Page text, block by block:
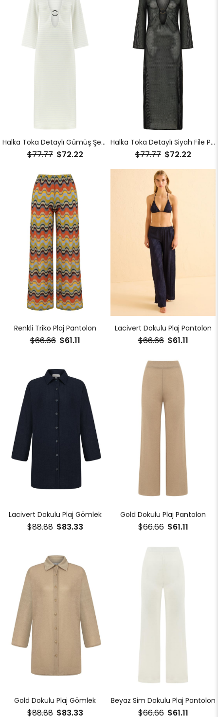
Halka Toka Detaylı Gümüş Şerit Simli Plaj Elbise
$72.22
$77.77
Halka Toka Detaylı Siyah File Plaj Elbise
$72.22
$77.77
Renkli Triko Plaj Pantolon
$61.11
$66.66
Lacivert Dokulu Plaj Pantolon
$61.11
$66.66
Lacivert Dokulu Plaj Gömlek
$83.33
$88.88
Gold Dokulu Plaj Pantolon
$61.11
$66.66
Gold Dokulu Plaj Gömlek
$83.33
$88.88
Beyaz Sim Dokulu Plaj Pantolon
$61.11
$66.66